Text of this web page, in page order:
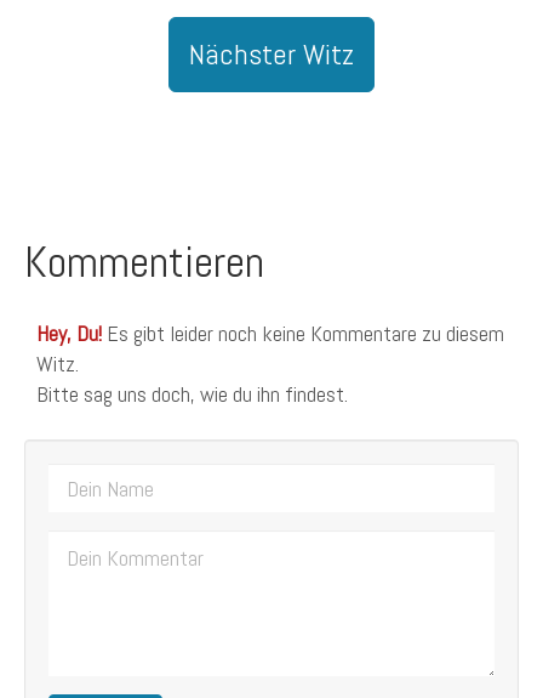
Nächster Witz
Kommentieren
Hey, Du! Es gibt leider noch keine Kommentare zu diesem
Witz.
Bitte sag uns doch, wie du ihn findest.